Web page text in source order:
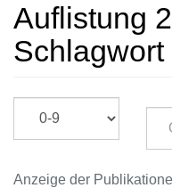
Auflistung
Schlagwort
Anzeige der